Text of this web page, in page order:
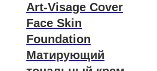
Art-Visage Cover
Face Skin
Foundation
Матирующий